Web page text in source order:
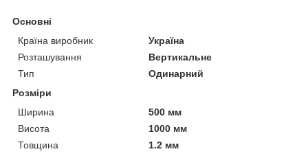
Основні
Країна виробник
Україна
Розташування
Вертикальне
Тип
Одинарний
Розміри
Ширина
500 мм
Висота
1000 мм
Товщина
1.2 мм